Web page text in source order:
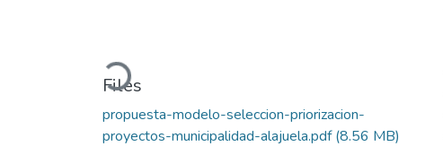
Loading...
Files
propuesta-modelo-seleccion-priorizacion-
proyectos-municipalidad-alajuela.pdf(8.56 MB)